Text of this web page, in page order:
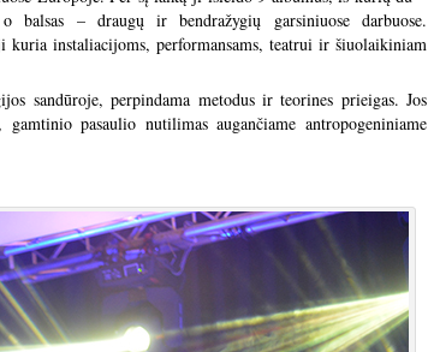
– draugų ir bendražygių garsiniuose darbuose.
instaliacijoms, performansams, teatrui ir šiuolaikiniam
sandūroje, perpindama metodus ir teorines prieigas. Jos
pasaulio nutilimas augančiame antropogeniniame